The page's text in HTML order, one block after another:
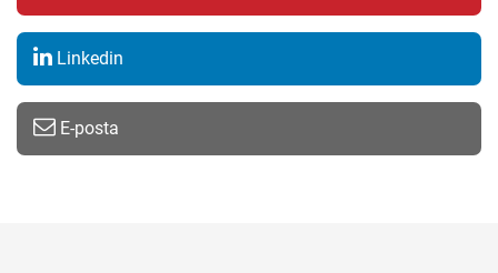
Linkedin
E-posta